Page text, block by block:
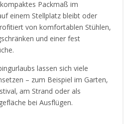
Packmaß im
einem Stellplatz bleibt oder
von komfortablen Stühlen,
und einer fest
lassen sich viele
– zum Beispiel im Garten,
am Strand oder als
bei Ausflügen.